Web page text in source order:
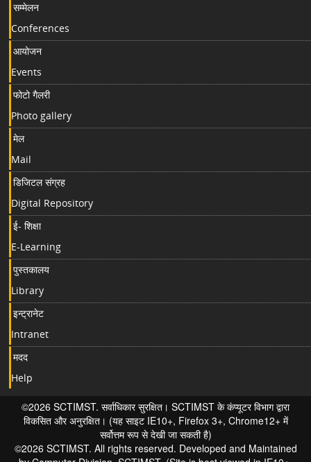
सम्मेलन
Conferences
आयोजन
Events
फोटो गैलरी
Photo gallery
मेल
Mail
डिजिटल संग्रह
Digital Repository
ई- शिक्षा
E-Learning
पुस्तकालय
Library
इन्ट्रानेट
Intranet
मदद
Help
©2026 SCTIMST. सर्वाधिकार सुरक्षित। SCTIMST के कंप्यूटर विभाग द्वारा
विकसित और अनुरक्षित। (यह साइट IE10+, Firefox 3+, Chrome12+ में
सर्वोत्तम रूप से देखी जा सकती है)
©2026 SCTIMST. All rights reserved. Developed and Maintained